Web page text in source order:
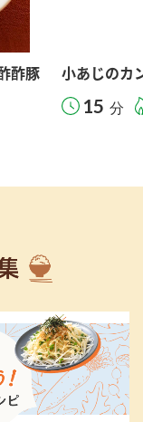
酢豚 小あじのカ
15 分